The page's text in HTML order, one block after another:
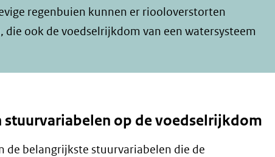
regenbuien kunnen er riooloverstorten
die ook de voedselrijkdom van een watersysteem
stuurvariabelen op de voedselrijkdom
de belangrijkste stuurvariabelen die de